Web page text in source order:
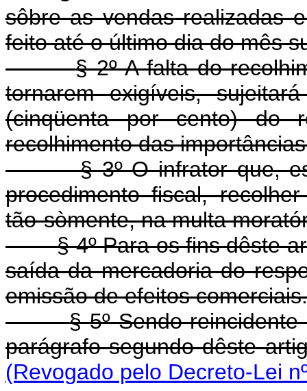
sôbre as vendas realizadas
feito até o último dia do mês
§ 2º A falta do
tornarem exigíveis,
(cinqüenta por cento) do
recolhimento das
§ 3º O infrator que,
procedimento fiscal,
tão-sòmente, na multa
§ 4º Para os fins dêste
saída da mercadoria do
emissão de efeitos comerciais.
§ 5º Sendo
parágrafo segundo dêste
(Revogado pelo Decreto-Lei